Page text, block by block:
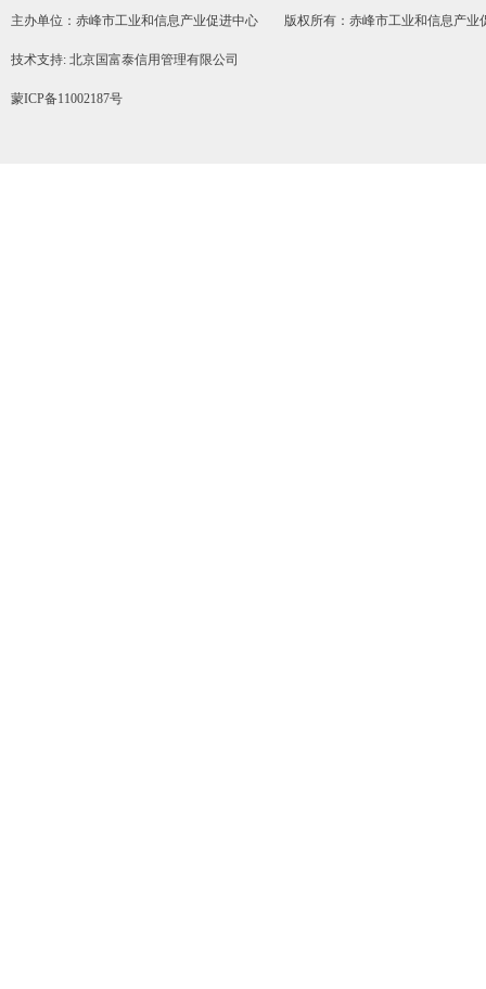
主办单位：赤峰市工业和信息产业促进中心 版权所有：赤峰市工业和信息产业
技术支持: 北京国富泰信用管理有限公司
蒙ICP备11002187号